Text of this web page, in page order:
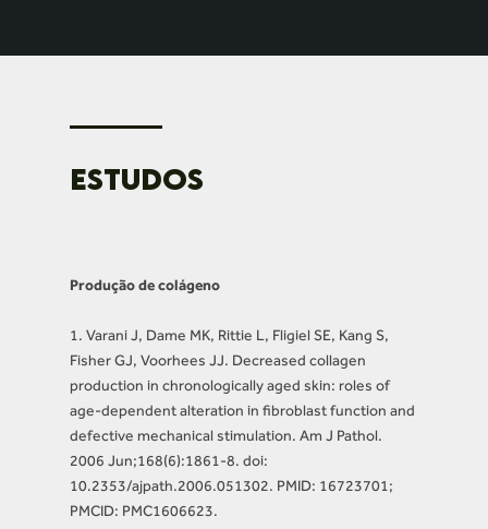
ESTUDOS
Produção de colágeno
1. Varani J, Dame MK, Rittie L, Fligiel SE, Kang S,
Fisher GJ, Voorhees JJ. Decreased collagen
production in chronologically aged skin: roles of
age-dependent alteration in fibroblast function and
defective mechanical stimulation. Am J Pathol.
2006 Jun;168(6):1861-8. doi:
10.2353/ajpath.2006.051302. PMID: 16723701;
PMCID: PMC1606623.